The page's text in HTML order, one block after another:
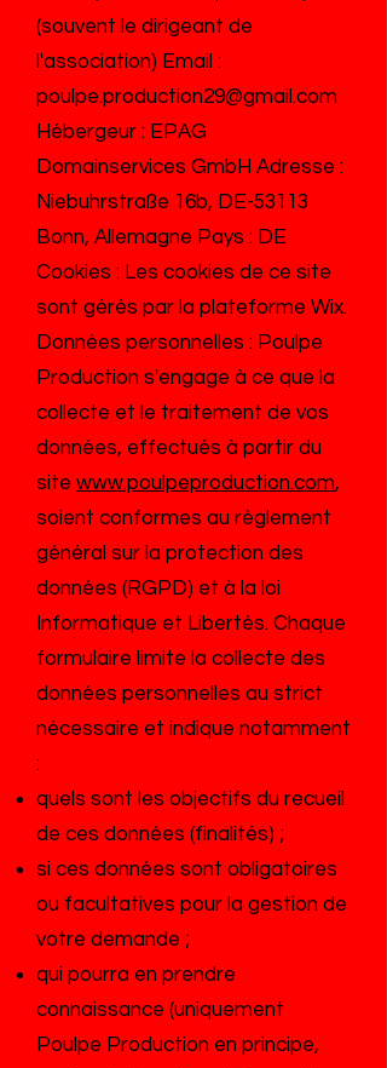
(souvent le dirigeant de
l'association) Email :
poulpe.production29@gmail.com
Hébergeur : EPAG
Domainservices GmbH Adresse :
Niebuhrstraße 16b, DE-53113
Bonn, Allemagne Pays : DE
Cookies : Les cookies de ce site
sont gérés par la plateforme Wix.
Données personnelles : Poulpe
Production s'engage à ce que la
collecte et le traitement de vos
données, effectués à partir du
site www.poulpeproduction.com,
soient conformes au règlement
général sur la protection des
données (RGPD) et à la loi
Informatique et Libertés. Chaque
formulaire limite la collecte des
données personnelles au strict
nécessaire et indique notamment
:
quels sont les objectifs du recueil
de ces données (finalités) ;
si ces données sont obligatoires
ou facultatives pour la gestion de
votre demande ;
qui pourra en prendre
connaissance (uniquement
Poulpe Production en principe,